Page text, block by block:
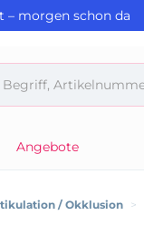
– morgen schon da
Angebote
/ Okklusion >